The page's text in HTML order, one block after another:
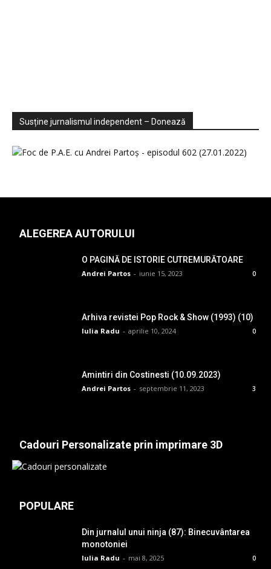
Sondaje
Video
Susține jurnalismul independent – Donează
ALEGEREA AUTORULUI
O PAGINĂ DE ISTORIE CUTREMURĂTOARE
Andrei Partos - iunie 15, 2023 0
Arhiva revistei Pop Rock & Show (1993) (10)
Iulia Radu - aprilie 10, 2024 0
Amintiri din Costinesti (10.09.2023)
Andrei Partos - septembrie 11, 2023 3
Cadouri Personalizate prin imprimare 3D
POPULARE
Din jurnalul unui ninja (87): Binecuvântarea
monotoniei
Iulia Radu - mai 8, 2025 0